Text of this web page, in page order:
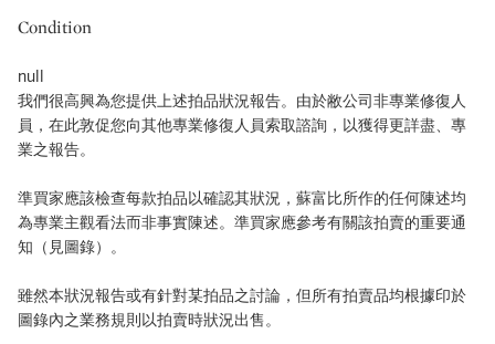
Condition
null
我們很高興為您提供上述拍品狀況報告。由於敝公司非專業修復人
員，在此敦促您向其他專業修復人員索取諮詢，以獲得更詳盡、專
業之報告。
準買家應該檢查每款拍品以確認其狀況，蘇富比所作的任何陳述均
為專業主觀看法而非事實陳述。準買家應參考有關該拍賣的重要通
知（見圖錄）。
雖然本狀況報告或有針對某拍品之討論，但所有拍賣品均根據印於
圖錄內之業務規則以拍賣時狀況出售。